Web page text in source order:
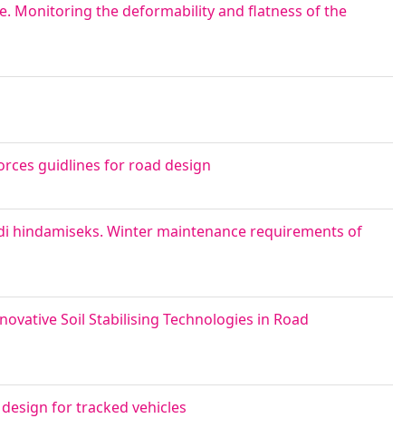
Monitoring the deformability and flatness of the
guidlines for road design
hindamiseks. Winter maintenance requirements of
Soil Stabilising Technologies in Road
for tracked vehicles